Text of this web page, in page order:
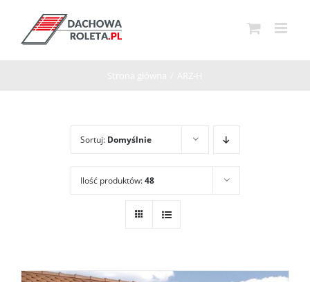
zawartości
Sortuj: Domyślnie
Ilość produktów:48